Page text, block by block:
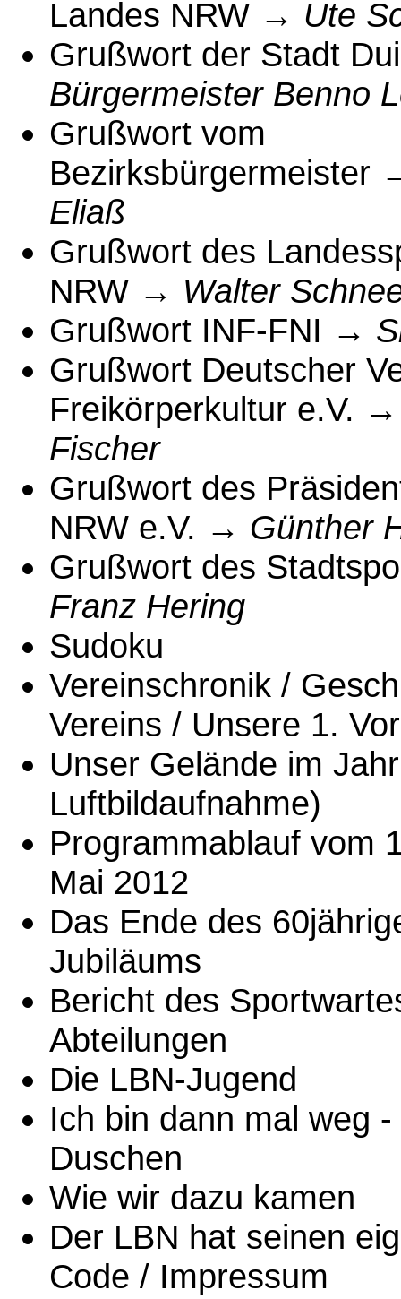
Landes NRW → Ute
Grußwort der Stadt
Bürgermeister Benno
Grußwort vom
Eliaß
Grußwort des
NRW → Walter
Grußwort INF-FNI →
Grußwort Deutscher
Freikörperkultur e.V.
Fischer
Grußwort des
NRW e.V. → Günther
Grußwort des
Franz Hering
Sudoku
Vereinschronik /
Vereins / Unsere 1.
Unser Gelände im
Luftbildaufnahme)
Programmablauf vom
Mai 2012
Das Ende des
Jubiläums
Bericht des
Abteilungen
Die LBN-Jugend
Ich bin dann mal weg
Duschen
Wie wir dazu kamen
Der LBN hat seinen
Code / Impressum